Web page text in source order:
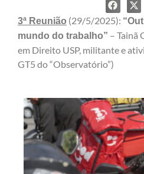
3ª Reunião (29/5/2025):
mundo do trabalho” – Tainã
em Direito USP, militante e
GT5 do “Observatório”)